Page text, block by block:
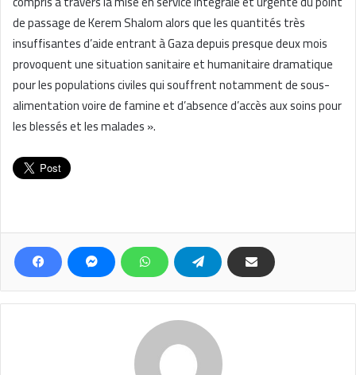
de passage de Kerem Shalom alors que les quantités très
insuffisantes d’aide entrant à Gaza depuis presque deux mois
provoquent une situation sanitaire et humanitaire dramatique
pour les populations civiles qui souffrent notamment de sous-
alimentation voire de famine et d’absence d’accès aux soins pour
les blessés et les malades ».